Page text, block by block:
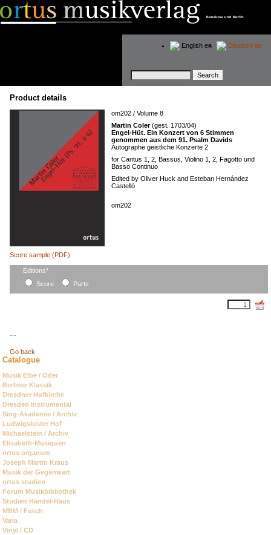
Keywords
Deutsch de
English en
Product details
om202 / Volume 8
Martin Coler(gest. 1703/04)
Engel-Hüt. Ein Konzert von 6 Stimmen
genommen aus dem 91. Psalm Davids
Autographe geistliche Konzerte 2
for Cantus 1, 2, Bassus, Violino 1, 2, Fagotto und
Basso Continuo
Edited by Oliver Huck and Esteban Hernández
Castelló
om202
Score sample (PDF)
Mandatory
field
Editions*
Score
Parts
Go back
Catalogue
Skip
navigation
Musik Elbe / Oder
Berliner Klassik
Dresdner Hofkirche
Dresden Instrumental
Sing-Akademie / Archiv
Ludwigsluster Hof
Michaelstein / Archiv
Elisabeth-Musiquen
ortus organum
Joseph Martin Kraus
Musik der Gegenwart
ortus studien
Forum Musikbibliothek
Studien Händel-Haus
MBM / Fasch
Varia
Vinyl / CD